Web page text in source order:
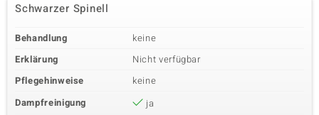
Schwarzer Spinell
Behandlung
keine
Erklärung
Nicht verfügbar
Pflegehinweise
keine
Dampfreinigung
ja